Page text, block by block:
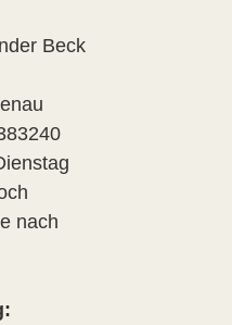
Beck
nach